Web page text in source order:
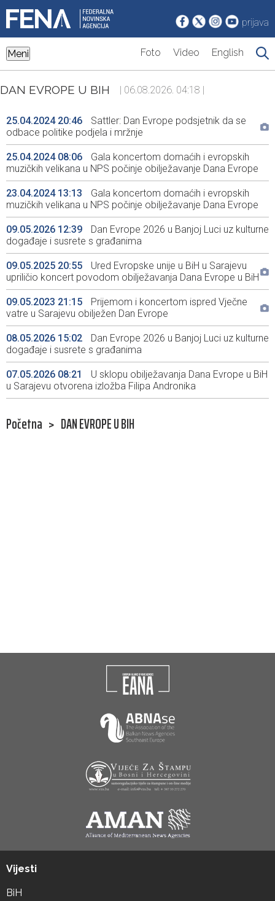
prijava
Meni Foto Video English
DAN EVROPE U BIH | 06.08.2026. 04:18 |
25.04.2024 20:46
Sattler: Dan Evrope podsjetnik da se
odbace politike podjela i mržnje
25.04.2024 08:06
Gala koncertom domaćih i evropskih
muzičkih velikana u NPS počinje obilježavanje Dana Evrope
23.04.2024 13:13
Gala koncertom domaćih i evropskih
muzičkih velikana u NPS počinje obilježavanje Dana Evrope
09.05.2026 12:39
Dan Evrope 2026 u Banjoj Luci uz kulturne
događaje i susrete s građanima
09.05.2025 20:55
Ured Evropske unije u BiH u Sarajevu
upriličio koncert povodom obilježavanja Dana Evrope u BiH
09.05.2023 21:15
Prijemom i koncertom ispred Vječne
vatre u Sarajevu obilježen Dan Evrope
08.05.2026 15:02
Dan Evrope 2026 u Banjoj Luci uz kulturne
događaje i susrete s građanima
07.05.2026 08:21
U sklopu obilježavanja Dana Evrope u BiH
u Sarajevu otvorena izložba Filipa Andronika
Početna > DAN EVROPE U BIH
Vijesti
BiH